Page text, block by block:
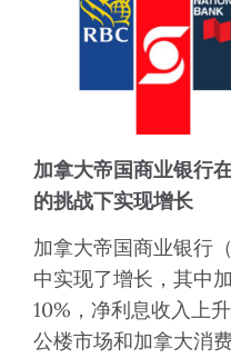
加拿大帝国商业银行
的挑战下实现增长
加拿大帝国商业银行
中实现了增长，其中
10%，净利息收入上
公楼市场和加拿大消